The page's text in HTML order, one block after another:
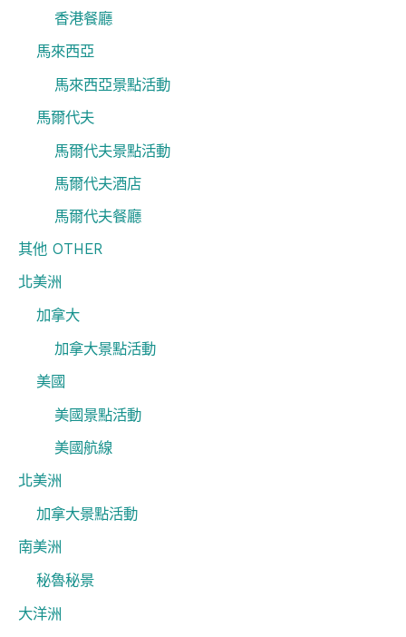
香港餐廳
馬來西亞
馬來西亞景點活動
馬爾代夫
馬爾代夫景點活動
馬爾代夫酒店
馬爾代夫餐廳
其他 OTHER
北美洲
加拿大
加拿大景點活動
美國
美國景點活動
美國航線
北美洲
加拿大景點活動
南美洲
秘魯秘景
大洋洲